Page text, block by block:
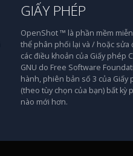
GIẤY PHÉP
OpenShot ™ là phần mềm
thể phân phối lại và / hoặc sửa
các điều khoản của Giấy phép
GNU do Free Software
hành, phiên bản số 3 của Giấy
(theo tùy chọn của bạn) bất kỳ
nào mới hơn.